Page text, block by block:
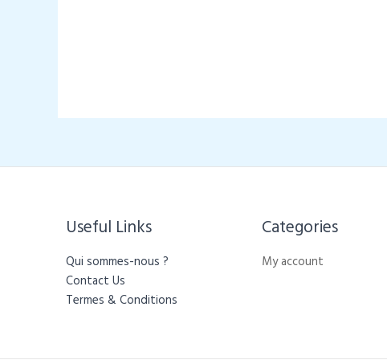
Useful Links
Qui sommes-nous ?
Contact Us
Termes & Conditions
Categories​
My account